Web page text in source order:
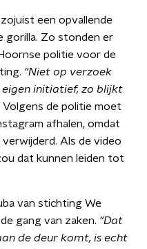
een opvallende
gorilla. Zo stonden er
politie voor de
"Niet op verzoek
initiatief, zo blijkt
Volgens de politie moet
afhalen, omdat
Als de video
dat kunnen leiden tot
van stichting We
gang van zaken. "Dat
de deur komt, is echt